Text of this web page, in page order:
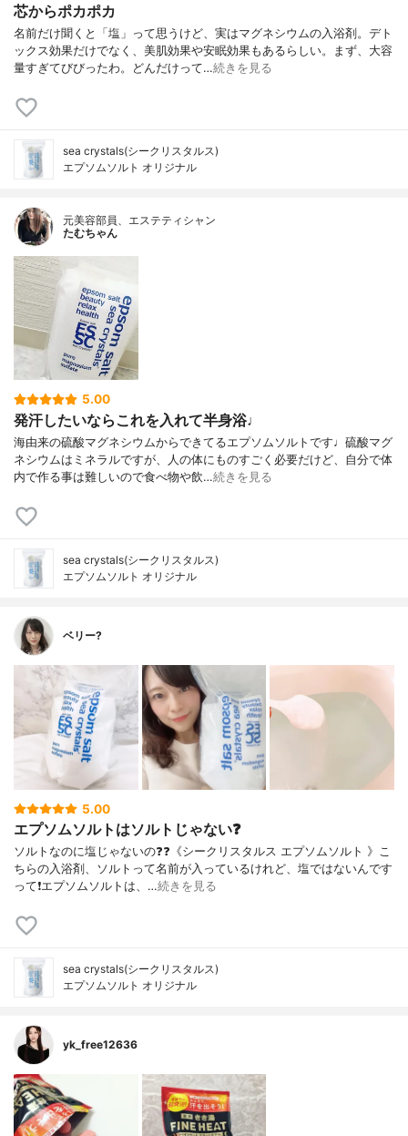
芯からポカポカ
名前だけ聞くと「塩」って思うけど、実はマグネシウムの入浴剤。デト
ックス効果だけでなく、美肌効果や安眠効果もあるらしい。まず、大容
量すぎてびびったわ。どんだけって…続きを見る
sea crystals(シークリスタルス)
エプソムソルト オリジナル
元美容部員、エステティシャン
たむちゃん
5.00
発汗したいならこれを入れて半身浴♩
海由来の硫酸マグネシウムからできてるエプソムソルトです♩硫酸マグ
ネシウムはミネラルですが、人の体にものすごく必要だけど、自分で体
内で作る事は難しいので食べ物や飲…続きを見る
sea crystals(シークリスタルス)
エプソムソルト オリジナル
ベリー?
5.00
エプソムソルトはソルトじゃない❓
ソルトなのに塩じゃないの❓❓《シークリスタルス エプソムソルト 》こ
ちらの入浴剤、ソルトって名前が入っているけれど、塩ではないんです
って❗️エプソムソルトは、…続きを見る
sea crystals(シークリスタルス)
エプソムソルト オリジナル
yk_free12636